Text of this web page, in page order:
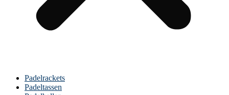
Padelrackets
Padeltassen